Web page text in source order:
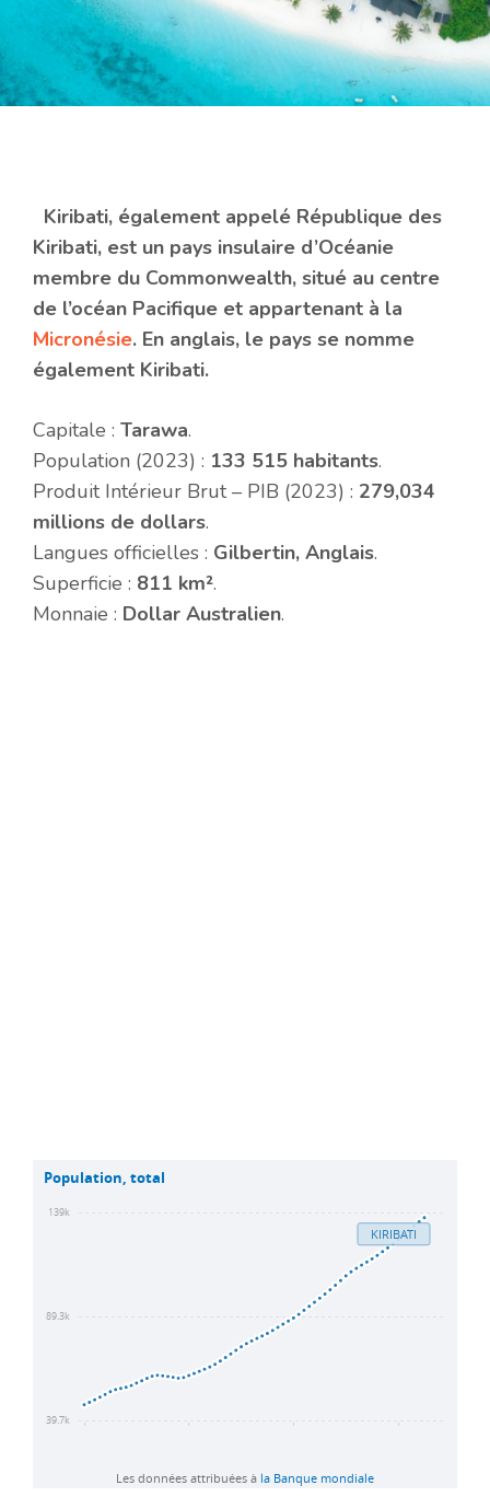
Kiribati, également appelé République des
Kiribati, est un pays insulaire d’Océanie
membre du Commonwealth, situé au centre
de l’océan Pacifique et appartenant à la
Micronésie. En anglais, le pays se nomme
également Kiribati.
Capitale : Tarawa.
Population (2023) : 133 515 habitants.
Produit Intérieur Brut – PIB (2023) : 279,034
millions de dollars.
Langues officielles : Gilbertin, Anglais.
Superficie : 811 km².
Monnaie : Dollar Australien.